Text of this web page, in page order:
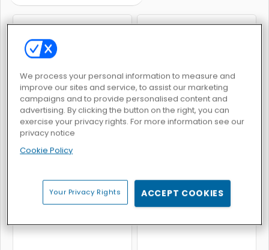
Goodgame Empire Match Arena Multiplayer
Blasenschießer extrem Harvest Honors
We process your personal information to measure and
improve our sites and service, to assist our marketing
campaigns and to provide personalised content and
advertising. By clicking the button on the right, you can
exercise your privacy rights. For more information see our
privacy notice
Cookie Policy
Your Privacy Rights ACCEPT COOKIES